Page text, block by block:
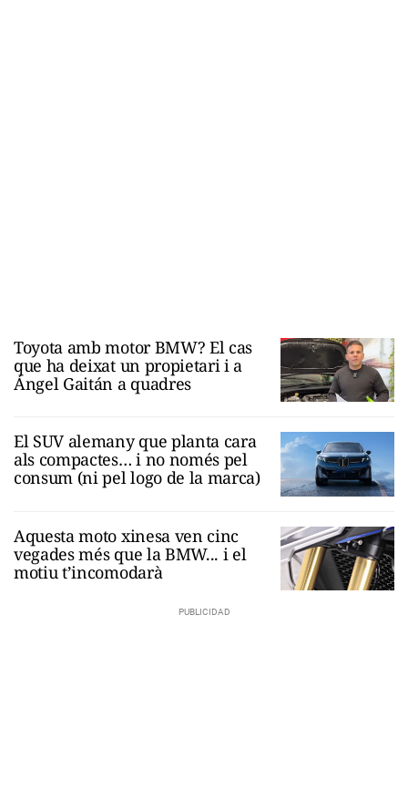
Toyota amb motor BMW? El cas
que ha deixat un propietari i a
Ángel Gaitán a quadres
El SUV alemany que planta cara
als compactes… i no només pel
consum (ni pel logo de la marca)
Aquesta moto xinesa ven cinc
vegades més que la BMW... i el
motiu t’incomodarà